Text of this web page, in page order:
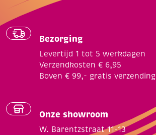
Bezorging
Levertijd 1 tot 5 werkdagen
Verzendkosten € 6,95
Boven € 99,- gratis verzending
Onze showroom
W. Barentzstraat 11-13